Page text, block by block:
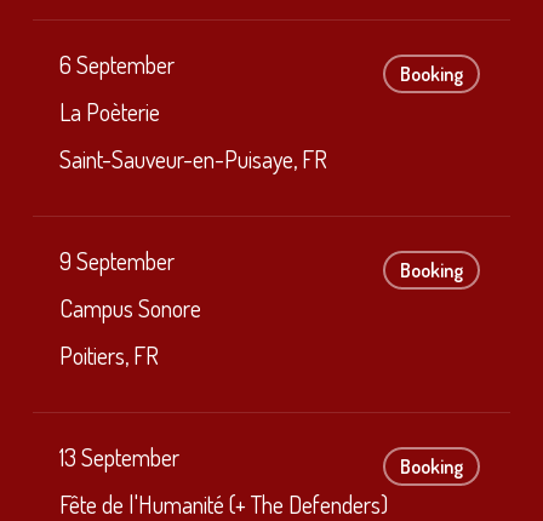
6 September
La Poèterie
Saint-Sauveur-en-Puisaye, FR
Booking
9 September
Campus Sonore
Poitiers, FR
Booking
13 September
Fête de l'Humanité (+ The Defenders)
Booking